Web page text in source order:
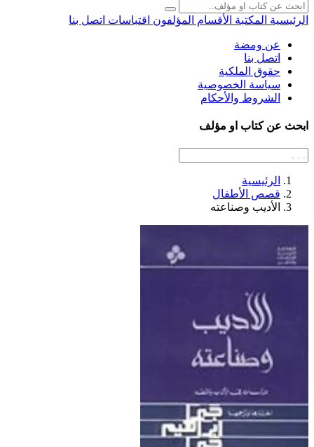
الرئيسية المكتبة الأقسام المؤلفون اقتباسات اتصل بنا
عن ومضة
اتصل بنا
حقوق الملكية
سياسة الخصوصية
الشروط والأحكام
ابحث عن كتاب او مؤلف
الرئيسية
قصص الأطفال
الأديب وصناعته